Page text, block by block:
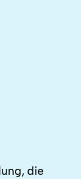
die